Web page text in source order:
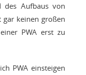
des Aufbaus von
keinen großen
PWA erst zu
PWA einsteigen